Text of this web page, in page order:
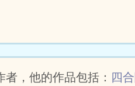
，他的作品包括： 四